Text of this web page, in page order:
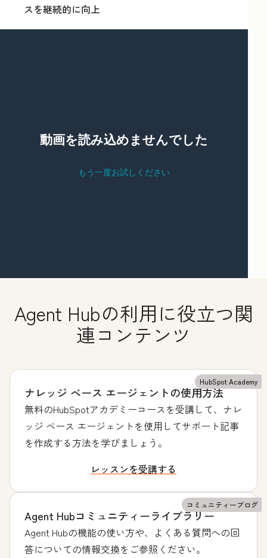
スを継続的に向上
Agent Hubの利用に役立つ関
連コンテンツ
HubSpot Academy
ナレッジ ベース エージェントの使用方法
無料のHubSpotアカデミーコースを受講して、ナレ
ッジ ベース エージェントを使用してサポート記事
を作成する方法を学びましょう。
レッスンを受講する
コミュニティーブログ
Agent Hubコミュニティーライブラリー
Agent Hubの機能の使い方や、よくある質問への回
答についての情報交換をご参照ください。